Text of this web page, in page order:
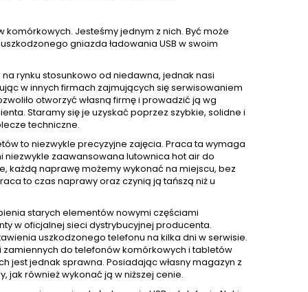
Jesteśmy jednym z nich. Być może
gniazda ładowania USB w swoim
rynku stosunkowo od niedawna, jednak nasi
w innych firmach zajmujących się serwisowaniem
otworzyć własną firmę i prowadzić ją wg
Staramy się je uzyskać poprzez szybkie, solidne i
techniczne.
to niezwykle precyzyjne zajęcia. Praca ta wymaga
niezwykle zaawansowana lutownica hot air do
każdą naprawę możemy wykonać na miejscu, bez
to czas naprawy oraz czynią ją tańszą niż u
starych elementów nowymi częściami
w oficjalnej sieci dystrybucyjnej producenta.
uszkodzonego telefonu na kilka dni w serwisie.
zamiennych do telefonów komórkowych i tabletów
jest jednak sprawna. Posiadając własny magazyn z
jak również wykonać ją w niższej cenie.